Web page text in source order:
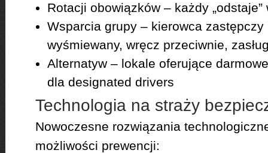
Rotacji obowiązków – każdy
Wsparcia grupy – kierowca zastępczy
wyśmiewany, wręcz przeciwnie,
Alternatyw – lokale oferujące
dla designated drivers
Technologia na straży
Nowoczesne rozwiązania
możliwości prewencji: